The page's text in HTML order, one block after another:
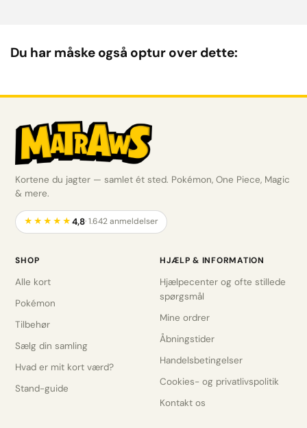
Du har måske også optur over dette:
Kortene du jagter — samlet ét sted. Pokémon, One Piece, Magic
& mere.
★★★★★4,8· 1.642 anmeldelser
SHOP
Alle kort
Pokémon
Tilbehør
Sælg din samling
Hvad er mit kort værd?
Stand-guide
HJÆLP & INFORMATION
Hjælpecenter og ofte stillede
spørgsmål
Mine ordrer
Åbningstider
Handelsbetingelser
Cookies- og privatlivspolitik
Kontakt os